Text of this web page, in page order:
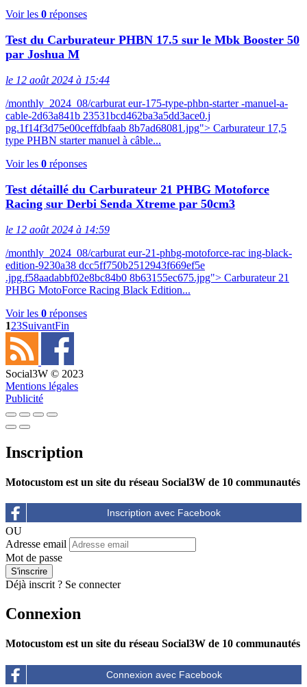
Voir les 0 réponses
Test du Carburateur PHBN 17.5 sur le Mbk Booster 50
par Joshua M
le 12 août 2024 à 15:44
/monthly_2024_08/carburat eur-175-type-phbn-starter -manuel-a-
cable-2d63a841b 23531bcd462ba3a5dd3ace0.j
pg.1f14f3d75e00ceffdbfaab 8b7ad68081.jpg"> Carburateur 17,5
type PHBN starter manuel à câble...
Voir les 0 réponses
Test détaillé du Carburateur 21 PHBG Motoforce
Racing sur Derbi Senda Xtreme par 50cm3
le 12 août 2024 à 14:59
/monthly_2024_08/carburat eur-21-phbg-motoforce-rac ing-black-
edition-9230a38 dcc5ff750b2512943f669ef5e
.jpg.f58aadabbf02e8bc84b0 8b63155ec675.jpg"> Carburateur 21
PHBG MotoForce Racing Black Edition...
Voir les 0 réponses
123SuivantFin
Social3W © 2023
Mentions légales
Publicité
Inscription
Motocustom est un site du réseau Social3W de 10 communautés
OU
Adresse email
Mot de passe
Déjà inscrit ? Se connecter
Connexion
Motocustom est un site du réseau Social3W de 10 communautés